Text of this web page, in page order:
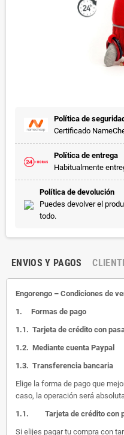
Política de seguridad
Certificado
Política de entrega
Habitualmente
Política de devolución
Puedes devolver el
todo.
ENVIOS Y PAGOS
Engorengo – Condiciones de
1. Formas de pago
1.1. Tarjeta de crédito con
1.2. Mediante cuenta Paypal
1.3. Transferencia bancaria
Elige la forma de pago que
caso, la operación será
1.1. Tarjeta de crédito con
Si elijes pagar tu compra con